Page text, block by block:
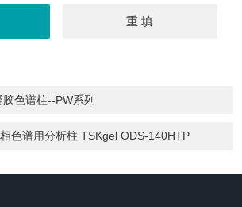
色谱柱--PW系列
色谱用分析柱 TSKgel ODS-140HTP